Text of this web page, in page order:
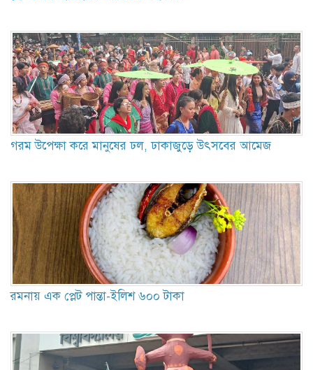
গরম উপেক্ষা করে মানুষের ঢল, ঢাকাজুড়ে উৎসবের আমেজ
রমনায় এক প্লেট পান্তা-ইলিশ ৬০০ টাকা